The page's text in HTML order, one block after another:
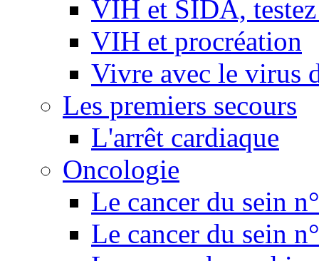
VIH et SIDA, testez
VIH et procréation
Vivre avec le virus
Les premiers secours
L'arrêt cardiaque
Oncologie
Le cancer du sein
Le cancer du sein